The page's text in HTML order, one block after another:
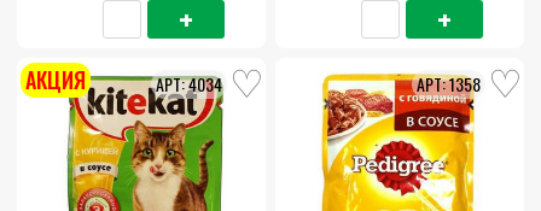
4034
АКЦИЯ 1358